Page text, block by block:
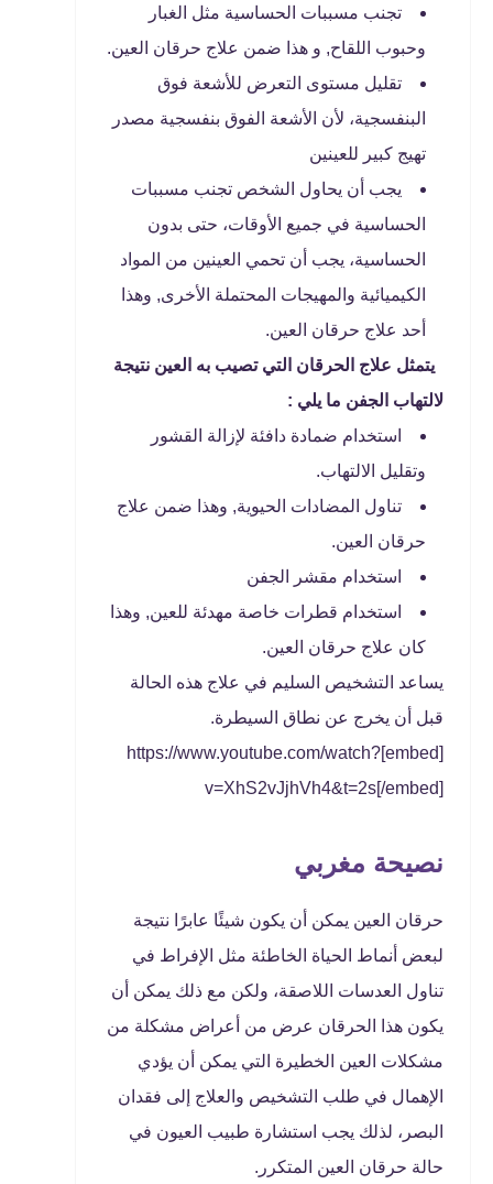
تجنب مسببات الحساسية مثل الغبار
وحبوب اللقاح, و هذا ضمن علاج حرقان العين.
تقليل مستوى التعرض للأشعة فوق
البنفسجية، لأن الأشعة الفوق بنفسجية مصدر
تهيج كبير للعينين
يجب أن يحاول الشخص تجنب مسببات
الحساسية في جميع الأوقات، حتى بدون
الحساسية، يجب أن تحمي العينين من المواد
الكيميائية والمهيجات المحتملة الأخرى, وهذا
أحد علاج حرقان العين.
يتمثل علاج الحرقان التي تصيب به العين نتيجة
لالتهاب الجفن ما يلي :
استخدام ضمادة دافئة لإزالة القشور
وتقليل الالتهاب.
تناول المضادات الحيوية, وهذا ضمن علاج
حرقان العين.
استخدام مقشر الجفن
استخدام قطرات خاصة مهدئة للعين, وهذا
كان علاج حرقان العين.
يساعد التشخيص السليم في علاج هذه الحالة
قبل أن يخرج عن نطاق السيطرة.
[embed]https://www.youtube.com/watch?
v=XhS2vJjhVh4&t=2s[/embed]
نصيحة مغربي
حرقان العين يمكن أن يكون شيئًا عابرًا نتيجة
لبعض أنماط الحياة الخاطئة مثل الإفراط في
تناول العدسات اللاصقة، ولكن مع ذلك يمكن أن
يكون هذا الحرقان عرض من أعراض مشكلة من
مشكلات العين الخطيرة التي يمكن أن يؤدي
الإهمال في طلب التشخيص والعلاج إلى فقدان
البصر، لذلك يجب استشارة طبيب العيون في
حالة حرقان العين المتكرر.